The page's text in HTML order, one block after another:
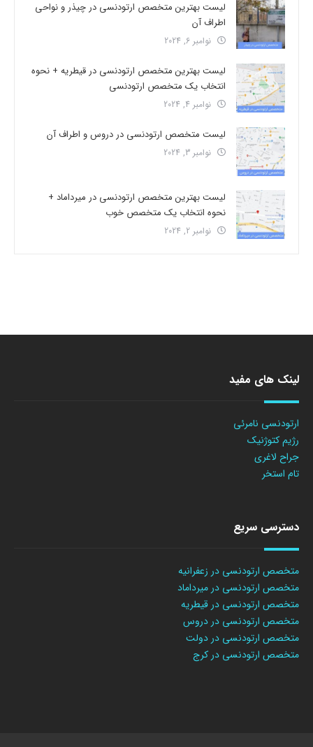
لیست بهترین متخصص ارتودنسی در چیذر و نواحی
اطراف آن
نوامبر 6, 2024
لیست بهترین متخصص ارتودنسی در قیطریه + نحوه
انتخاب یک متخصص ارتودنسی
نوامبر 4, 2024
لیست متخصص ارتودنسی در دروس و اطراف آن
نوامبر 3, 2024
لیست بهترین متخصص ارتودنسی در میرداماد +
نحوه انتخاب یک متخصص خوب
نوامبر 2, 2024
لینک های مفید
ارتودنسی نامرئی
رژیم کتوژنیک
جراح لاغری
تام استخر
دسترسی سریع
متخصص ارتودنسی در زعفرانیه
متخصص ارتودنسی در میرداماد
متخصص ارتودنسی در قیطریه
متخصص ارتودنسی در دروس
متخصص ارتودنسی در دولت
متخصص ارتودنسی در کرج